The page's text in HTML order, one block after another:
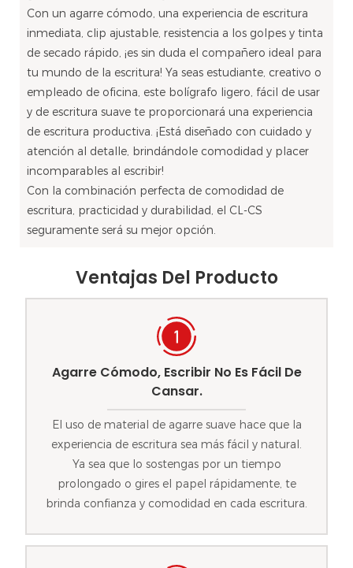
Con un agarre cómodo, una experiencia de escritura
inmediata, clip ajustable, resistencia a los golpes y tinta
de secado rápido, ¡es sin duda el compañero ideal para
tu mundo de la escritura! Ya seas estudiante, creativo o
empleado de oficina, este bolígrafo ligero, fácil de usar
y de escritura suave te proporcionará una experiencia
de escritura productiva. ¡Está diseñado con cuidado y
atención al detalle, brindándole comodidad y placer
incomparables al escribir!
Con la combinación perfecta de comodidad de
escritura, practicidad y durabilidad, el CL-CS
seguramente será su mejor opción.
Ventajas Del Producto
Agarre Cómodo, Escribir No Es Fácil De
Cansar.
El uso de material de agarre suave hace que la
experiencia de escritura sea más fácil y natural.
Ya sea que lo sostengas por un tiempo
prolongado o gires el papel rápidamente, te
brinda confianza y comodidad en cada escritura.